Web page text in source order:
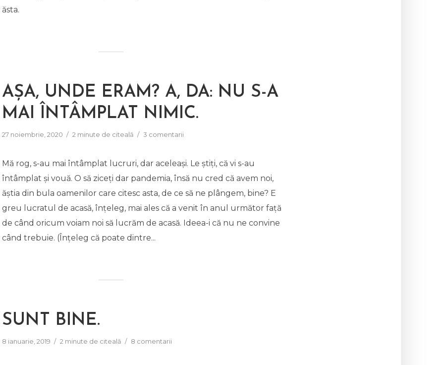
ăsta.
AȘA, UNDE ERAM? A, DA: NU S-A
MAI ÎNTÂMPLAT NIMIC.
27 noiembrie, 2020 2 minute de citeală 3 comentarii
Mă rog, s-au mai întâmplat lucruri, dar aceleași. Le știți, că vi s-au
întâmplat și vouă. O să ziceți dar pandemia, însă nu cred că avem noi,
ăștia din bula oamenilor care citesc asta, de ce să ne plângem, bine? E
greu lucratul de acasă, înțeleg, mai ales că a venit în anul următor față
de când oricum voiam noi să lucrăm de acasă. Ideea-i că nu ne convine
când trebuie. (Înțeleg că poate dintre...
SUNT BINE.
8 ianuarie, 2019 2 minute de citeală 8 comentarii